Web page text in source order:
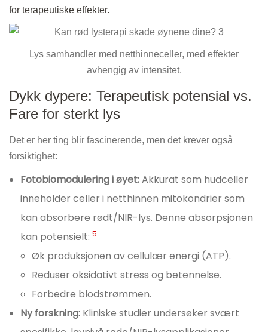
for terapeutiske effekter.
Lys samhandler med netthinneceller, med effekter
avhengig av intensitet.
Dykk dypere: Terapeutisk potensial vs.
Fare for sterkt lys
Det er her ting blir fascinerende, men det krever også
forsiktighet:
Fotobiomodulering i øyet:Akkurat som hudceller
inneholder celler i netthinnen mitokondrier som
kan absorbere rødt/NIR-lys. Denne absorpsjonen
kan potensielt:5
Øk produksjonen av cellulær energi (ATP).
Reduser oksidativt stress og betennelse.
Forbedre blodstrømmen.
Ny forskning: Kliniske studier undersøker svært